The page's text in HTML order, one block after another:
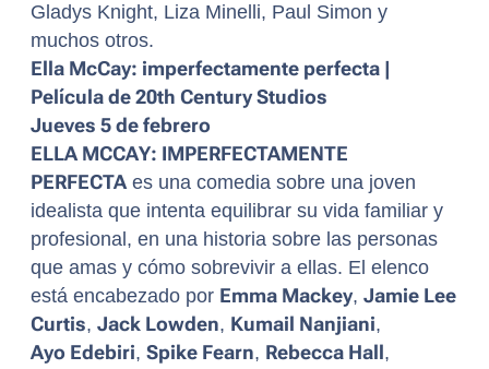
Gladys Knight, Liza Minelli, Paul Simon y
muchos otros.
Ella McCay: imperfectamente perfecta |
Película de 20th Century Studios
Jueves 5 de febrero
ELLA MCCAY: IMPERFECTAMENTE
PERFECTAes una comedia sobre una joven
idealista que intenta equilibrar su vida familiar y
profesional, en una historia sobre las personas
que amas y cómo sobrevivir a ellas. El elenco
está encabezado por Emma Mackey, Jamie Lee
Curtis, Jack Lowden, Kumail Nanjiani,
Ayo Edebiri, Spike Fearn, Rebecca Hall ,